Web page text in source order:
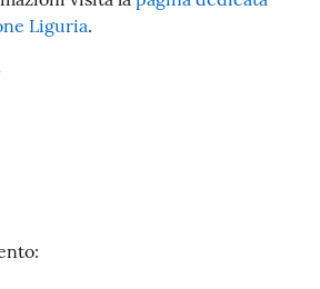
Liguria.